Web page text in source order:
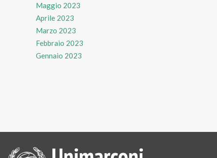
Maggio 2023
Aprile 2023
Marzo 2023
Febbraio 2023
Gennaio 2023